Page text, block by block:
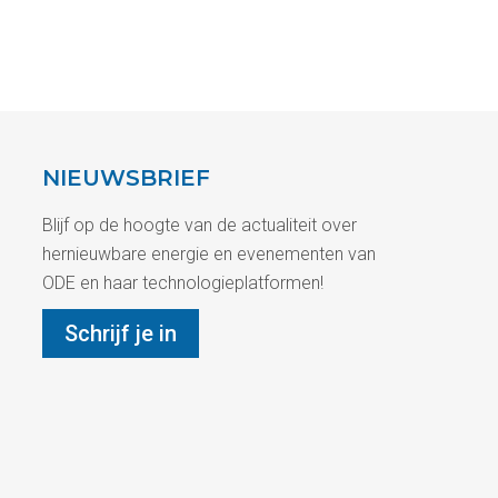
NIEUWSBRIEF
Blijf op de hoogte van de actualiteit over
hernieuwbare energie en evenementen van
ODE en haar technologieplatformen!
Schrijf je in